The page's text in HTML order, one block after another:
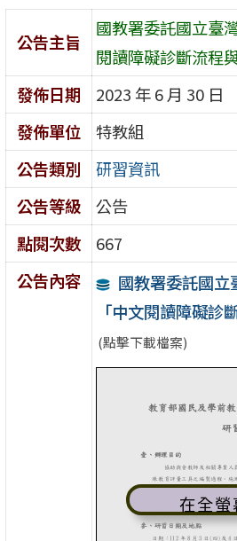
公告主旨
國教署委託國立臺
閱讀障礙診斷流程
發佈日期
2023 年 6 月 30 日
發佈單位
特教組
公告類別
研習資訊
公告等級
公告
點閱次數
667
公告內容
國教署委託國立
「中文閱讀障礙診
(點擊下載檔案)
在全螢